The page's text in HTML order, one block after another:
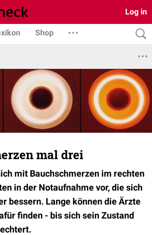
Log in
Shop
mal drei
mit Bauchschmerzen im rechten
in der Notaufnahme vor, die sich
bessern. Lange können die Ärzte
finden - bis sich sein Zustand